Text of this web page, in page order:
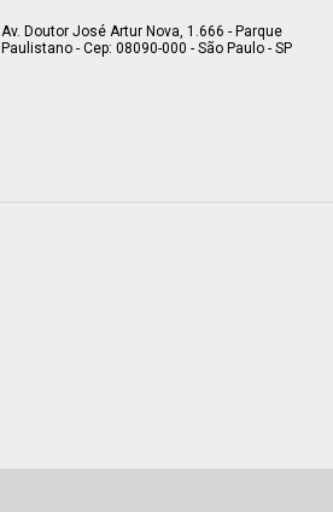
Av. Doutor José Artur Nova, 1.666 - Parque
Paulistano - Cep: 08090-000 - São Paulo - SP